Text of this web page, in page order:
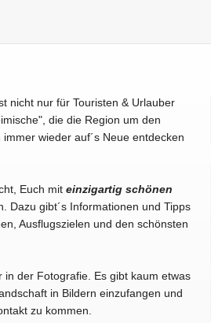
nicht nur für Touristen & Urlauber
die die Region um den
wieder auf´s Neue entdecken
Euch mit einzigartig schönen
Dazu gibt´s Informationen und Tipps
Ausflugszielen und den schönsten
der Fotografie. Es gibt kaum etwas
in Bildern einzufangen und
zu kommen.